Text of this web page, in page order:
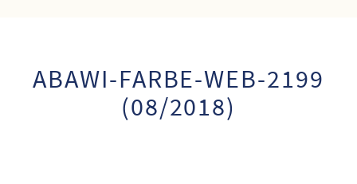
ABAWI-FARBE-WEB-2199
(08/2018)